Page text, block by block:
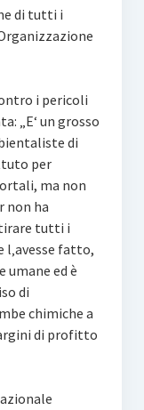
di tutti i
i pericoli
„E‘ un grosso
di
per
ma non
non ha
tutti i
l‚avesse fatto,
ed è
di
chimiche a
di profitto